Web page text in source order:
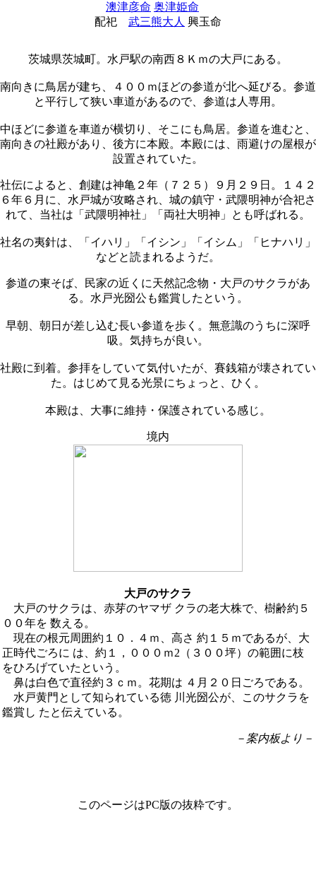
澳津彦命 奥津姫命
配祀 武三熊大人 興玉命
茨城県茨城町。水戸駅の南西８Ｋｍの大戸にある。
南向きに鳥居が建ち、４００ｍほどの参道が北へ延びる。参道
と平行して狭い車道があるので、参道は人専用。
中ほどに参道を車道が横切り、そこにも鳥居。参道を進むと、
南向きの社殿があり、後方に本殿。本殿には、雨避けの屋根が
設置されていた。
社伝によると、創建は神亀２年（７２５）９月２９日。１４２
６年６月に、水戸城が攻略され、城の鎮守・武隈明神が合祀さ
れて、当社は「武隈明神社」「両社大明神」とも呼ばれる。
社名の夷針は、「イハリ」「イシン」「イシム」「ヒナハリ」
などと読まれるようだ。
参道の東そば、民家の近くに天然記念物・大戸のサクラがあ
る。水戸光圀公も鑑賞したという。
早朝、朝日が差し込む長い参道を歩く。無意識のうちに深呼
吸。気持ちが良い。
社殿に到着。参拝をしていて気付いたが、賽銭箱が壊されてい
た。はじめて見る光景にちょっと、ひく。
本殿は、大事に維持・保護されている感じ。
境内
大戸のサクラ
大戸のサクラは、赤芽のヤマザ クラの老大株で、樹齢約５
００年を 数える。
現在の根元周囲約１０．４ｍ、高さ 約１５ｍであるが、大
正時代ごろに は、約１，０００ｍ2（３００坪）の範囲に枝
をひろげていたという。
鼻は白色で直径約３ｃｍ。花期は ４月２０日ごろである。
水戸黄門として知られている徳 川光圀公が、このサクラを
鑑賞し たと伝えている。
－案内板より－
このページはPC版の抜粋です。